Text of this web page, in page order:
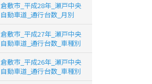
倉敷市_平成28年_瀬戸中央
自動車道_通行台数_月別
倉敷市_平成27年_瀬戸中央
自動車道_通行台数_車種別
倉敷市_平成26年_瀬戸中央
自動車道_通行台数_車種別